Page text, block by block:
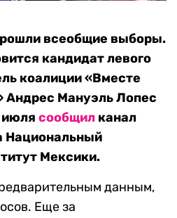
всеобщие выборы.
кандидат левого
коалиции «Вместе
Андрес Мануэль Лопес
июля сообщил канал
Национальный
Мексики.
данным,
Еще за